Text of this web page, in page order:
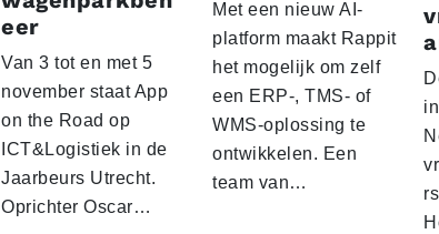
eer
Van 3 tot en met 5
november staat App
on the Road op
ICT&Logistiek in de
Jaarbeurs Utrecht.
Oprichter Oscar…
Met een nieuw AI-
platform maakt Rappit
het mogelijk om zelf
een ERP-, TMS- of
WMS-oplossing te
ontwikkelen. Een
team van…